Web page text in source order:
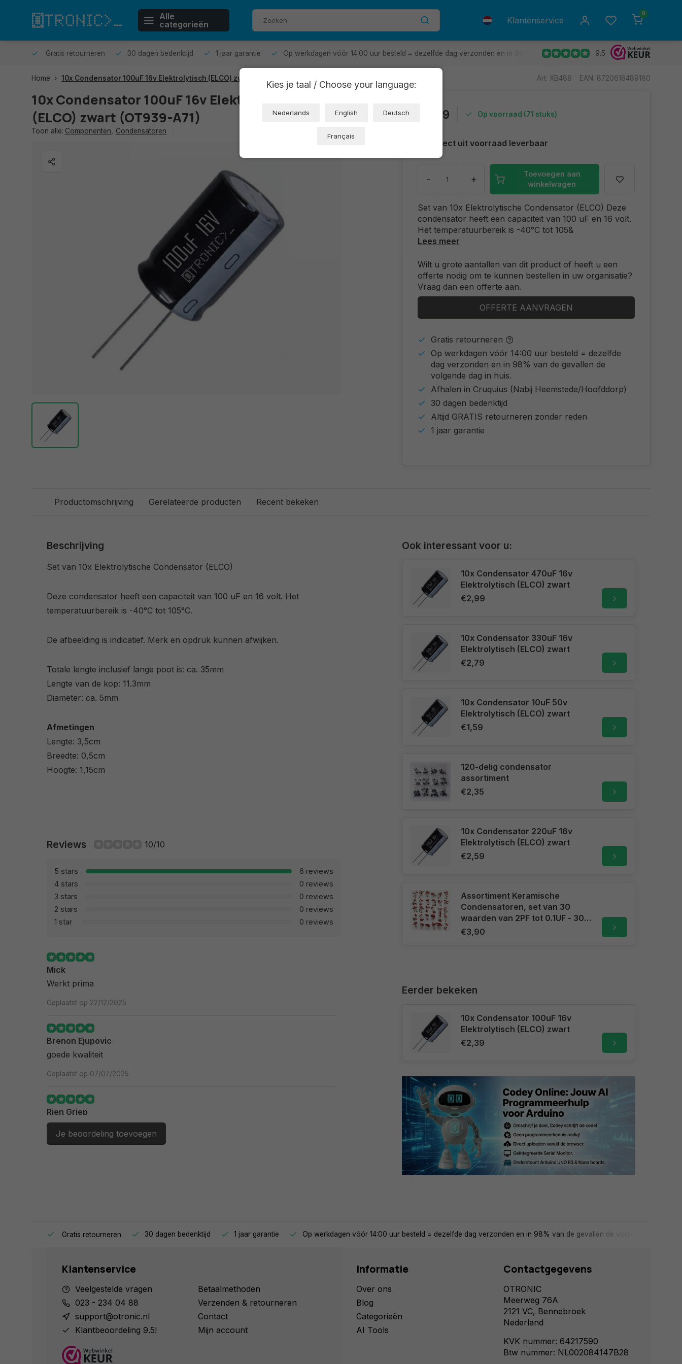
Alle
categorieën
Klantenservice
0
Gratis retourneren 30 dagen bedenktijd 1 jaar garantie Op werkdagen vóór 14:00 uur besteld = dezelfde dag verzonden en in 98% van de gevallen de volgende dag in huis.
9.5
Home 10x Condensator 100uF 16v Elektrolytisch (ELCO) zwart Art: XB488 EAN: 8720618489180
10x Condensator 100uF 16v Elektrolytisch
(ELCO) zwart (OT939-A71)
Toon alle: Componenten Condensatoren
€2,39 Op voorraad (71 stuks)
Direct uit voorraad leverbaar
- +
Toevoegen aan
winkelwagen
Set van 10x Elektrolytische Condensator (ELCO) Deze
condensator heeft een capaciteit van 100 uF en 16 volt.
Het temperatuurbereik is -40°C tot 105&
Lees meer
Wilt u grote aantallen van dit product of heeft u een
offerte nodig om te kunnen bestellen in uw organisatie?
Vraag dan een offerte aan.
OFFERTE AANVRAGEN
Gratis retourneren
Op werkdagen vóór 14:00 uur besteld = dezelfde
dag verzonden en in 98% van de gevallen de
volgende dag in huis.
Afhalen in Cruquius (Nabij Heemstede/Hoofddorp)
30 dagen bedenktijd
Altijd GRATIS retourneren zonder reden
1 jaar garantie
Productomschrijving Gerelateerde producten Recent bekeken
Beschrijving
Set van 10x Elektrolytische Condensator (ELCO)
Deze condensator heeft een capaciteit van 100 uF en 16 volt. Het
temperatuurbereik is -40°C tot 105°C.
De afbeelding is indicatief. Merk en opdruk kunnen afwijken.
Totale lengte inclusief lange poot is: ca. 35mm
Lengte van de kop: 11.3mm
Diameter: ca. 5mm
Afmetingen
Lengte: 3,5cm
Breedte: 0,5cm
Hoogte: 1,15cm
Reviews 10/10
5 stars
6 reviews
4 stars
0 reviews
3 stars
0 reviews
2 stars
0 reviews
1 star
0 reviews
Mick
Werkt prima
Geplaatst op 22/12/2025
Brenon Ejupovic
goede kwaliteit
Geplaatst op 07/07/2025
Rien Griep
Passen netjes, klinkt goed
Geplaatst op 26/05/2025
Het doet precies wat het moet doen.
Geplaatst op 17/03/2025
Werner
Geplaatst op 12/03/2025
Je beoordeling toevoegen
Ook interessant voor u:
10x Condensator 470uF 16v
Elektrolytisch (ELCO) zwart
€2,99
10x Condensator 330uF 16v
Elektrolytisch (ELCO) zwart
€2,79
10x Condensator 10uF 50v
Elektrolytisch (ELCO) zwart
€1,59
120-delig condensator
assortiment
€2,35
10x Condensator 220uF 16v
Elektrolytisch (ELCO) zwart
€2,59
Assortiment Keramische
Condensatoren, set van 30
waarden van 2PF tot 0.1UF - 300
stuks,
€3,90
Eerder bekeken
10x Condensator 100uF 16v
Elektrolytisch (ELCO) zwart
€2,39
Kies je taal / Choose your language:
Nederlands English Deutsch
Français
Gratis retourneren 30 dagen bedenktijd 1 jaar garantie Op werkdagen vóór 14:00 uur besteld = dezelfde dag verzonden en in 98% van de gevallen de volgende dag in
Klantenservice
Veelgestelde vragen
023 - 234 04 88
support@otronic.nl
Klantbeoordeling 9.5!
Betaalmethoden
Verzenden & retourneren
Contact
Mijn account
Informatie
Over ons
Blog
Categorieën
AI Tools
Contactgegevens
OTRONIC
Meerweg 76A
2121 VC, Bennebroek
Nederland
KVK nummer: 64217590
Btw nummer: NL002084147B28